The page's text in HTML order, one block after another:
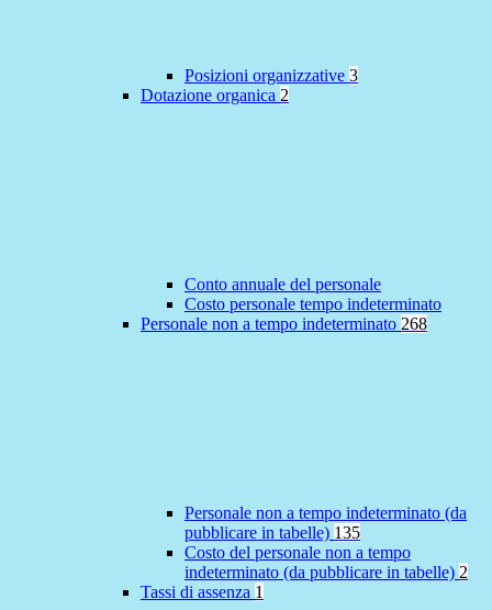
Posizioni organizzative 3
Dotazione organica 2
Conto annuale del personale
Costo personale tempo indeterminato
Personale non a tempo indeterminato 268
Personale non a tempo indeterminato (da
pubblicare in tabelle) 135
Costo del personale non a tempo
indeterminato (da pubblicare in tabelle) 2
Tassi di assenza 1